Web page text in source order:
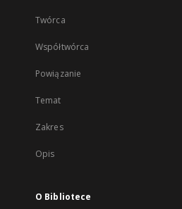
Twórca
Współtwórca
Powiązanie
Temat
Zakres
Opis
O Bibliotece